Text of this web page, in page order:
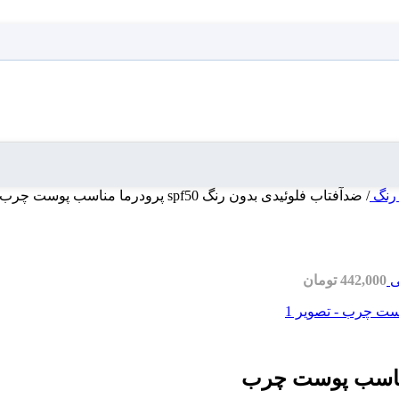
رنگ/ ضدآفتاب فلوئیدی بدون رنگ spf50 پرودرما مناسب پوست چرب
442,000 تومان